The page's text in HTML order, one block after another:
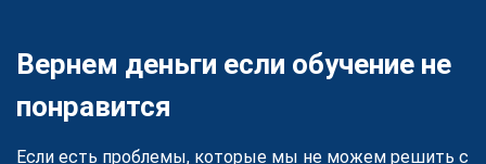
Вернем деньги если обучение не
понравится
Если есть проблемы, которые мы не можем решить с